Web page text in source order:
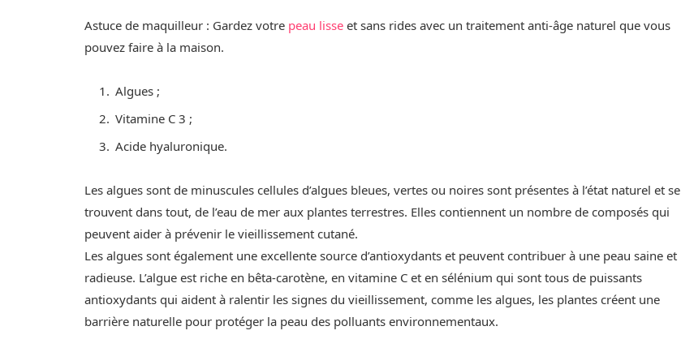
Astuce de maquilleur : Gardez votre peau lisse et sans rides avec un traitement anti-âge naturel que vous
pouvez faire à la maison.
Algues ;
Vitamine C 3 ;
Acide hyaluronique.
Les algues sont de minuscules cellules d’algues bleues, vertes ou noires sont présentes à l’état naturel et se
trouvent dans tout, de l’eau de mer aux plantes terrestres. Elles contiennent un nombre de composés qui
peuvent aider à prévenir le vieillissement cutané.
Les algues sont également une excellente source d’antioxydants et peuvent contribuer à une peau saine et
radieuse. L’algue est riche en bêta-carotène, en vitamine C et en sélénium qui sont tous de puissants
antioxydants qui aident à ralentir les signes du vieillissement, comme les algues, les plantes créent une
barrière naturelle pour protéger la peau des polluants environnementaux.